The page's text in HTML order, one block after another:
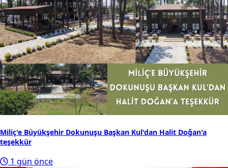
Miliç'e Büyükşehir Dokunuşu Başkan Kul'dan Halit Doğan'a
teşekkür
1 gün önce